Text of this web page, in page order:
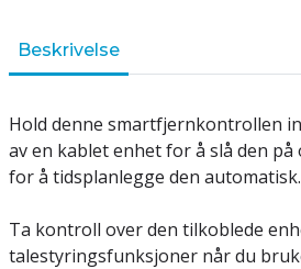
Beskrivelse
Hold denne smartfjernkontrollen
av en kablet enhet for å slå den
for å tidsplanlegge den automatisk.
Ta kontroll over den tilkoblede
talestyringsfunksjoner når du